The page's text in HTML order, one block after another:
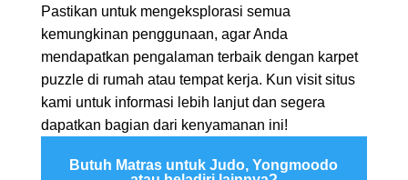
Pastikan untuk mengeksplorasi semua
kemungkinan penggunaan, agar Anda
mendapatkan pengalaman terbaik dengan karpet
puzzle di rumah atau tempat kerja. Kun visit situs
kami untuk informasi lebih lanjut dan segera
dapatkan bagian dari kenyamanan ini!
Butuh Matras untuk Judo, Yongmoodo